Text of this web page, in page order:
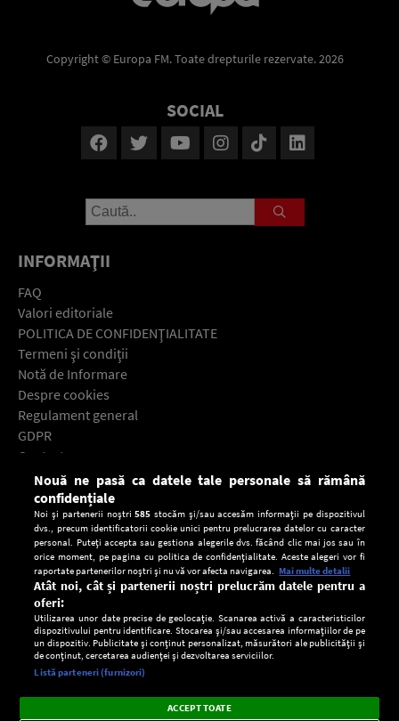
Copyright © Europa FM. Toate drepturile rezervate. 2026
SOCIAL
INFORMAŢII
FAQ
Valori editoriale
POLITICA DE CONFIDENŢIALITATE
Termeni şi condiţii
Notă de Informare
Despre cookies
Regulament general
GDPR
Contact
Descarcă gratuit aplicaţia Europa FM pentru smartphone:
Setări:
Dark
Radio live, podcasturi, știri și alerte
×
Nouă ne pasă ca datele tale personale să rămână
confidențiale
Noi și partenerii noștri585 stocăm și/sau accesăm informații pe dispozitivul
dvs., precum identificatorii cookie unici pentru prelucrarea datelor cu caracter
personal. Puteți accepta sau gestiona alegerile dvs. făcând clic mai jos sau în
orice moment, pe pagina cu politica de confidențialitate. Aceste alegeri vor fi
raportate partenerilor noștri și nu vă vor afecta navigarea. Mai multe detalii
Atât noi, cât și partenerii noștri prelucrăm datele pentru a
oferi:
Utilizarea unor date precise de geolocație. Scanarea activă a caracteristicilor
dispozitivului pentru identificare. Stocarea și/sau accesarea informațiilor de pe
un dispozitiv. Publicitate și conținut personalizat, măsurători ale publicității și
de conținut, cercetarea audienței și dezvoltarea serviciilor.
Listă parteneri (furnizori)
ACCEPT TOATE